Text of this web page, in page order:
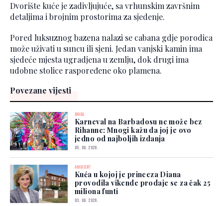
Dvorište kuće je zadivljujuće, sa vrhunskim završnim
detaljima i brojnim prostorima za sjedenje.
Pored luksuznog bazena nalazi se cabana gdje porodica
može uživati u suncu ili sjeni. Jedan vanjski kamin ima
sjedeće mjesta ugradjena u zemlju, dok drugi ima
udobne stolice raspoređene oko plamena.
Povezane vijesti
MODA
Karneval na Barbadosu ne može bez
Rihanne: Mnogi kažu da joj je ovo
jedno od najboljih izdanja
05. 08. 2026.
AMBIJENT
Kuća u kojoj je princeza Diana
provodila vikende prodaje se za čak 25
miliona funti
03. 08. 2026.